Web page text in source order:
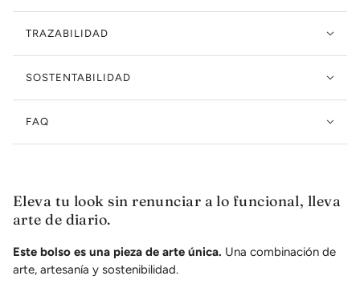
TRAZABILIDAD
SOSTENTABILIDAD
FAQ
Eleva tu look sin renunciar a lo funcional, lleva
arte de diario.
Este bolso es una pieza de arte única. Una combinación de
arte, artesanía y sostenibilidad.